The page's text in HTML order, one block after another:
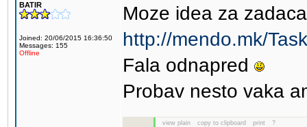
BATIR
Joined: 20/06/2015 16:36:50
Messages: 155
Offline
Moze idea za
http://mendo.mk/
Fala odnapred
Probav nesto vaka
view plain copy to clipboard print ?